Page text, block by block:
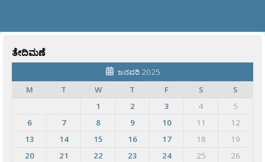
ತೇದಿಮಣೆ
ಜನವರಿ 2025
M
T W T F S
S
1
2 3 4
5
6
7 8 9 10 11
12
13
14 15 16 17 18
19
20
21 22 23 24 25
26